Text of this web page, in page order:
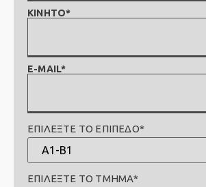
ΚΙΝΗΤΟ*
E-MAIL*
ΕΠΙΛΕΞΤΕ ΤΟ ΕΠΙΠΕΔΟ*
ΕΠΙΛΕΞΤΕ ΤΟ ΤΜΗΜΑ*